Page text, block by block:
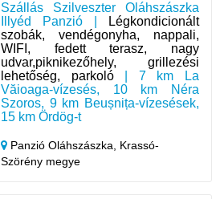
Szállás Szilveszter Oláhszászka
Illyéd Panzió |
Légkondicionált
szobák, vendégonyha, nappali,
WIFI, fedett terasz, nagy
udvar,piknikezőhely, grillezési
lehetőség, parkoló| 7 km La
Văioaga-vízesés, 10 km Néra
Szoros, 9 km Beușnița-vízesések,
15 km Ördög-t
Panzió Oláhszászka, Krassó-
Szörény megye